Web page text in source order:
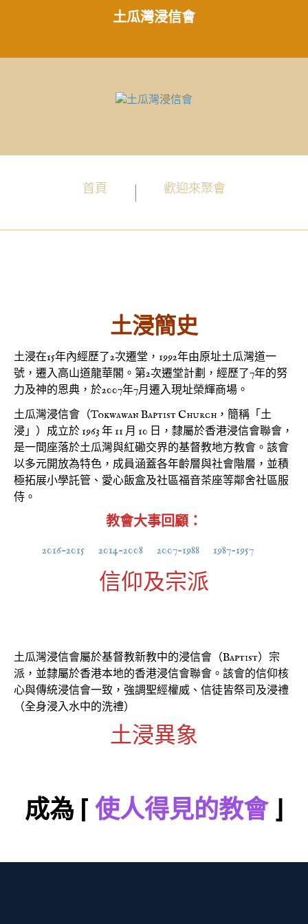
首頁 歡迎來聚會
土浸簡史
土浸在15年內經歷了2次遷堂，1992年由原址土瓜灣道一
號，遷入高山道龍華閣。第2次遷堂計劃，經歷了7年的努
力及神的恩典，於2007年7月遷入現址榮輝商場。
土瓜灣浸信會（Tokwawan Baptist Church，簡稱「土
浸」）成立於 1963 年 11 月 10 日，隸屬於香港浸信會聯會，
是一間座落於土瓜灣與紅磡交界的基督教地方教會。該會
以多元開放為特色，成員涵蓋各年齡層與社會階層，並積
極拓展小學託管、愛心飯盒及社區福音茶座等鄰舍社區服
侍。
教會大事回顧：
2016-2015 2014-2008 2007-1988 1987-1957
信仰及宗派
土瓜灣浸信會屬於基督教新教中的浸信會（Baptist）宗
派，並隸屬於香港本地的香港浸信會聯會。該會的信仰核
心與傳統浸信會一致，強調聖經權威、信徒皆祭司及浸禮
（全身浸入水中的洗禮）
土浸異象
成為 ⌈ 使人得見的教會 ⌋
土瓜灣浸信會